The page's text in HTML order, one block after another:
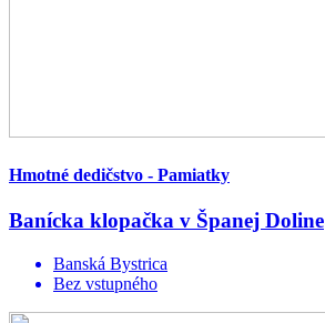
Hmotné dedičstvo - Pamiatky
Banícka klopačka v Španej Doline
Banská Bystrica
Bez vstupného